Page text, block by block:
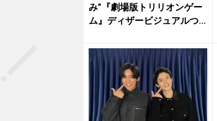
み”『劇場版トリリオンゲー
ム』ディザービジュアルつ